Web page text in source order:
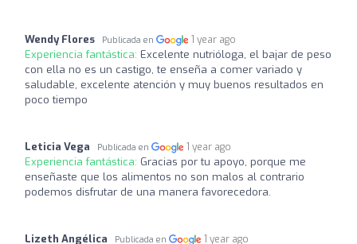
Wendy Flores Publicada en 1 year ago
Experiencia fantástica: Excelente nutrióloga, el bajar de peso
con ella no es un castigo, te enseña a comer variado y
saludable, excelente atención y muy buenos resultados en
poco tiempo
Leticia Vega Publicada en 1 year ago
Experiencia fantástica: Gracias por tu apoyo, porque me
enseñaste que los alimentos no son malos al contrario
podemos disfrutar de una manera favorecedora.
Lizeth Angélica Publicada en 1 year ago